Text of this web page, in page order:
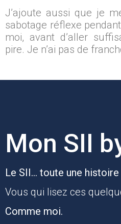
J’ajoute aussi que je
sabotage réflexe
moi, avant d’aller
pire. Je n’ai pas de
Mon SII
Le SII… toute une histoire
Vous qui lisez ces
Comme moi.